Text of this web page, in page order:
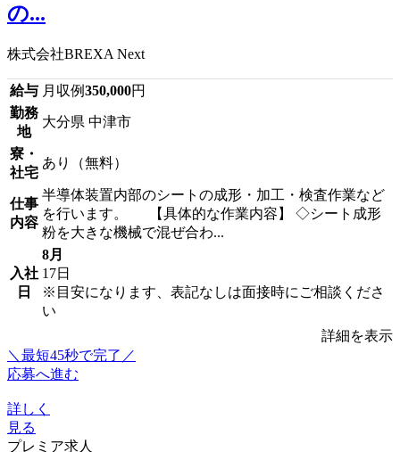
の...
株式会社BREXA Next
給与 月収例350,000円
勤務
地
大分県 中津市
寮・
社宅
あり（無料）
仕事
内容
半導体装置内部のシートの成形・加工・検査作業など
を行います。 【具体的な作業内容】 ◇シート成形
粉を大きな機械で混ぜ合わ...
入社
日
8月
17日
※目安になります、表記なしは面接時にご相談くださ
い
詳細を表示
＼最短45秒で完了／
応募へ進む
詳しく
見る
プレミア求人